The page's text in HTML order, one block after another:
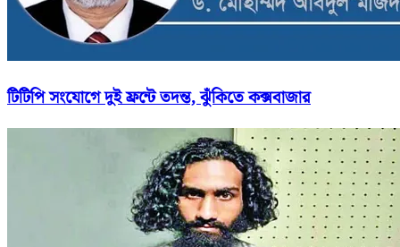
টিটিপি সংযোগে দুই ফ্রন্টে তদন্ত, ঝুঁকিতে কক্সবাজার